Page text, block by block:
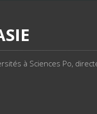
à Sciences Po,